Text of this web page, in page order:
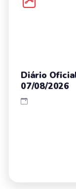
Diário
07/08/2026